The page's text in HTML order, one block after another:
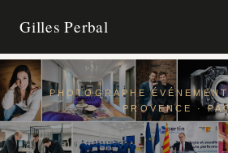
Gilles Perbal
ACCUEIL
ENTREPRISE AIX
PHOTOGRAPHE
PROVENCE ·